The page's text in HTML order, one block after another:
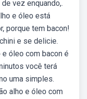
vez enquando,.
e óleo está
porque tem bacon!
e se delicie.
óleo com bacon é
você terá
uma simples.
alho e óleo com